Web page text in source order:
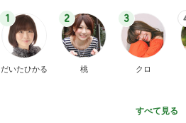
1
だいたひかる
2
桃
3
クロ
すべて見る